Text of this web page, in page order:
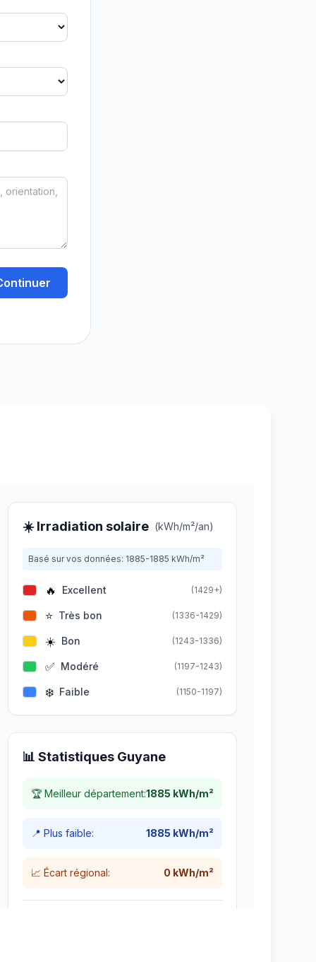
☀️ Irradiation solaire (kWh/m²/an)
Basé sur vos données: 1885-1885 kWh/m²
🔥 Excellent (1429+)
⭐ Très bon (1336-1429)
☀️ Bon (1243-1336)
✅ Modéré (1197-1243)
❄️ Faible (1150-1197)
📊 Statistiques Guyane
🏆 Meilleur département:1885 kWh/m²
📍 Plus faible: 1885 kWh/m²
📈 Écart régional: 0 kWh/m²